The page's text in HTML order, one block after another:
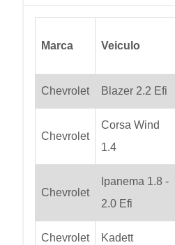
Marca Veiculo
Chevrolet Blazer 2.2 Efi
Chevrolet
Corsa Wind
1.4
Chevrolet
Ipanema 1.8 -
2.0 Efi
Chevrolet Kadett